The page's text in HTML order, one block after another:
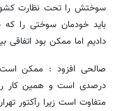
سوختش را تحت نظارت
باید خودمان سوختی را
دادیم اما ممکن بود اتفاقی
درصدی است و همین کار را